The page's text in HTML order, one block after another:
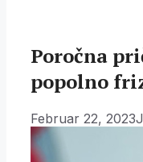
Poročna
popolno
Februar 22, 2023